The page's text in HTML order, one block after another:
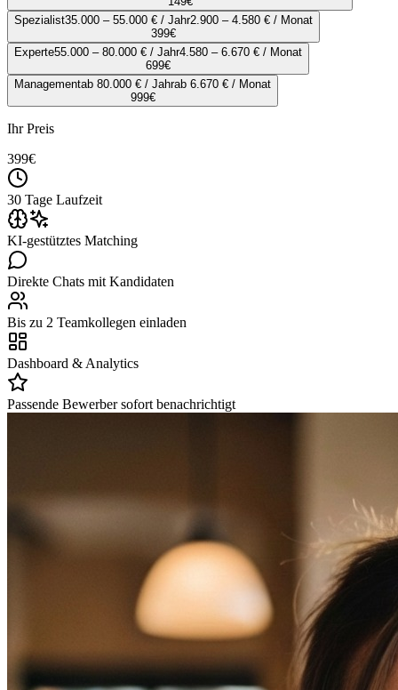
Spezialist35.000 – 55.000 € / Jahr2.900 – 4.580 € / Monat
399€
Experte55.000 – 80.000 € / Jahr4.580 – 6.670 € / Monat
699€
Managementab 80.000 € / Jahrab 6.670 € / Monat
999€
Ihr Preis
399€
30 Tage Laufzeit
KI-gestütztes Matching
Direkte Chats mit Kandidaten
Bis zu 2 Teamkollegen einladen
Dashboard & Analytics
Passende Bewerber sofort benachrichtigt